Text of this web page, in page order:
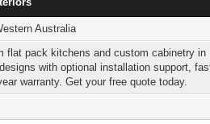
Australia
flat pack kitchens and custom cabinetry in
with optional installation support,
warranty. Get your free quote today.